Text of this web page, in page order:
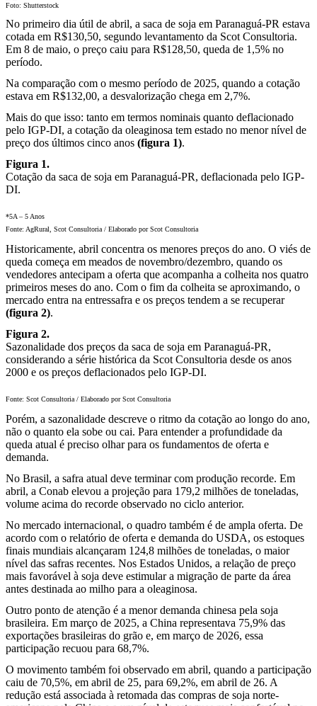
Foto: Shutterstock
No primeiro dia útil de abril, a saca de soja em Paranaguá-PR estava
cotada em R$130,50, segundo levantamento da Scot Consultoria.
Em 8 de maio, o preço caiu para R$128,50, queda de 1,5% no
período.
Na comparação com o mesmo período de 2025, quando a cotação
estava em R$132,00, a desvalorização chega em 2,7%.
Mais do que isso: tanto em termos nominais quanto deflacionado
pelo IGP-DI, a cotação da oleaginosa tem estado no menor nível de
preço dos últimos cinco anos (figura 1).
Figura 1.
Cotação da saca de soja em Paranaguá-PR, deflacionada pelo IGP-
DI.
*5A – 5 Anos
Fonte: AgRural, Scot Consultoria / Elaborado por Scot Consultoria
Historicamente, abril concentra os menores preços do ano. O viés de
queda começa em meados de novembro/dezembro, quando os
vendedores antecipam a oferta que acompanha a colheita nos quatro
primeiros meses do ano. Com o fim da colheita se aproximando, o
mercado entra na entressafra e os preços tendem a se recuperar
(figura 2).
Figura 2.
Sazonalidade dos preços da saca de soja em Paranaguá-PR,
considerando a série histórica da Scot Consultoria desde os anos
2000 e os preços deflacionados pelo IGP-DI.
Fonte: Scot Consultoria / Elaborado por Scot Consultoria
Porém, a sazonalidade descreve o ritmo da cotação ao longo do ano,
não o quanto ela sobe ou cai. Para entender a profundidade da
queda atual é preciso olhar para os fundamentos de oferta e
demanda.
No Brasil, a safra atual deve terminar com produção recorde. Em
abril, a Conab elevou a projeção para 179,2 milhões de toneladas,
volume acima do recorde observado no ciclo anterior.
No mercado internacional, o quadro também é de ampla oferta. De
acordo com o relatório de oferta e demanda do USDA, os estoques
finais mundiais alcançaram 124,8 milhões de toneladas, o maior
nível das safras recentes. Nos Estados Unidos, a relação de preço
mais favorável à soja deve estimular a migração de parte da área
antes destinada ao milho para a oleaginosa.
Outro ponto de atenção é a menor demanda chinesa pela soja
brasileira. Em março de 2025, a China representava 75,9% das
exportações brasileiras do grão e, em março de 2026, essa
participação recuou para 68,7%.
O movimento também foi observado em abril, quando a participação
caiu de 70,5%, em abril de 25, para 69,2%, em abril de 26. A
redução está associada à retomada das compras de soja norte-